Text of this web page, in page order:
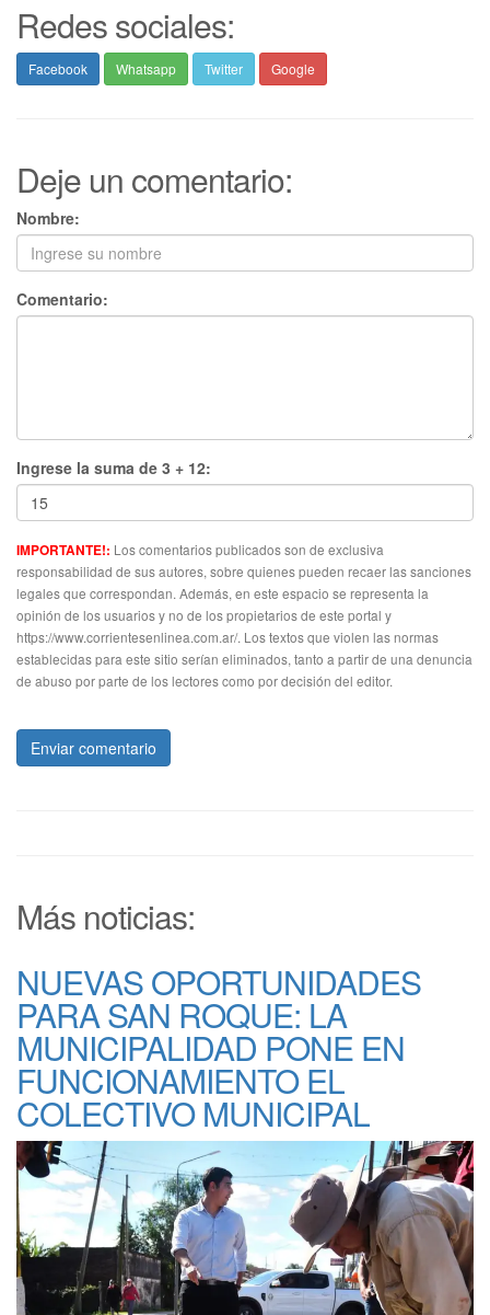
Redes sociales:
Facebook Whatsapp Twitter Google
Deje un comentario:
Nombre:
Comentario:
Ingrese la suma de 3 + 12:
IMPORTANTE!: Los comentarios publicados son de exclusiva
responsabilidad de sus autores, sobre quienes pueden recaer las sanciones
legales que correspondan. Además, en este espacio se representa la
opinión de los usuarios y no de los propietarios de este portal y
https://www.corrientesenlinea.com.ar/. Los textos que violen las normas
establecidas para este sitio serían eliminados, tanto a partir de una denuncia
de abuso por parte de los lectores como por decisión del editor.
Enviar comentario
Más noticias:
NUEVAS OPORTUNIDADES
PARA SAN ROQUE: LA
MUNICIPALIDAD PONE EN
FUNCIONAMIENTO EL
COLECTIVO MUNICIPAL